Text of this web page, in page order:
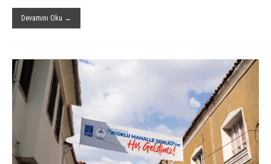
Devamını Oku →